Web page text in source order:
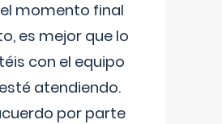
momento final
es mejor que lo
con el equipo
atendiendo.
por parte